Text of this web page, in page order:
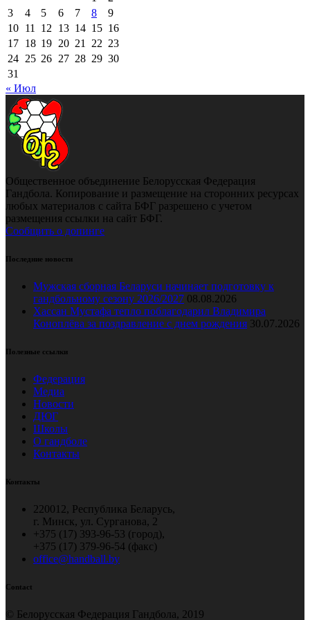
3
4 5 6 7 8
9
10 11 12 13 14 15 16
17 18 19 20 21 22 23
24 25 26 27 28 29 30
31
« Июл
Общественное объединение Белорусская Федерация
Гандбола. Копирование и размещение на сторонних ресурсах
любых материалов с сайта БФГ разрешено с учетом
размещения ссылки на сайт БФГ.
Сообщить о допинге
Последние новости
Мужская сборная Беларуси начинает подготовку к
гандбольному сезону 2026/2027 08.08.2026
Хассан Мустафа тепло поблагодарил Владимира
Коноплёва за поздравление с днем рождения 30.07.2026
Полезные ссылки
Федерация
Медиа
Новости
ДЮГ
Школы
О гандболе
Контакты
Контакты
220012, Республика Беларусь,
г. Минск, ул. Сурганова, 2
+375 (17) 393-96-53 (город),
+375 (17) 379-96-54 (факс)
office@handball.by
Contact
© Белорусская Федерация Гандбола, 2019